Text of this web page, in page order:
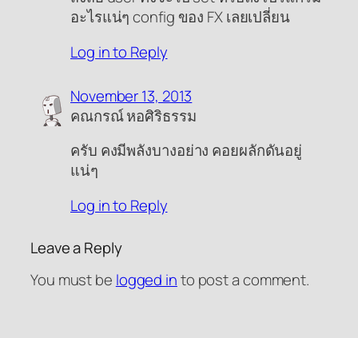
อะไรแน่ๆ config ของ FX เลยเปลี่ยน
Log in to Reply
November 13, 2013
คณกรณ์ หอศิริธรรม
ครับ คงมีพลังบางอย่าง คอยผลักดันอยู่
แน่ๆ
Log in to Reply
Leave a Reply
You must be logged into post a comment.